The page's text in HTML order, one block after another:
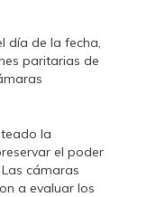
día de la fecha,
paritarias de
la
el poder
cámaras
a evaluar los